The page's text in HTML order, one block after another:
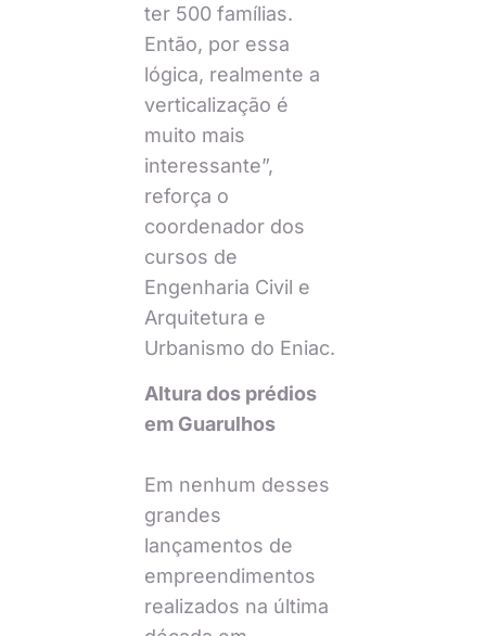
ter 500 famílias.
Então, por essa
lógica, realmente a
verticalização é
muito mais
interessante”,
reforça o
coordenador dos
cursos de
Engenharia Civil e
Arquitetura e
Urbanismo do Eniac.
Altura dos prédios
em Guarulhos
Em nenhum desses
grandes
lançamentos de
empreendimentos
realizados na última